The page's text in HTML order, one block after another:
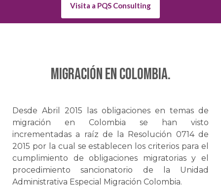
Visita a PQS Consulting
Migración en Colombia.
Desde Abril 2015 las obligaciones en temas de
migración en Colombia se han visto
incrementadas a raíz de la Resolución 0714 de
2015 por la cual se establecen los criterios para el
cumplimiento de obligaciones migratorias y el
procedimiento sancionatorio de la Unidad
Administrativa Especial Migración Colombia.